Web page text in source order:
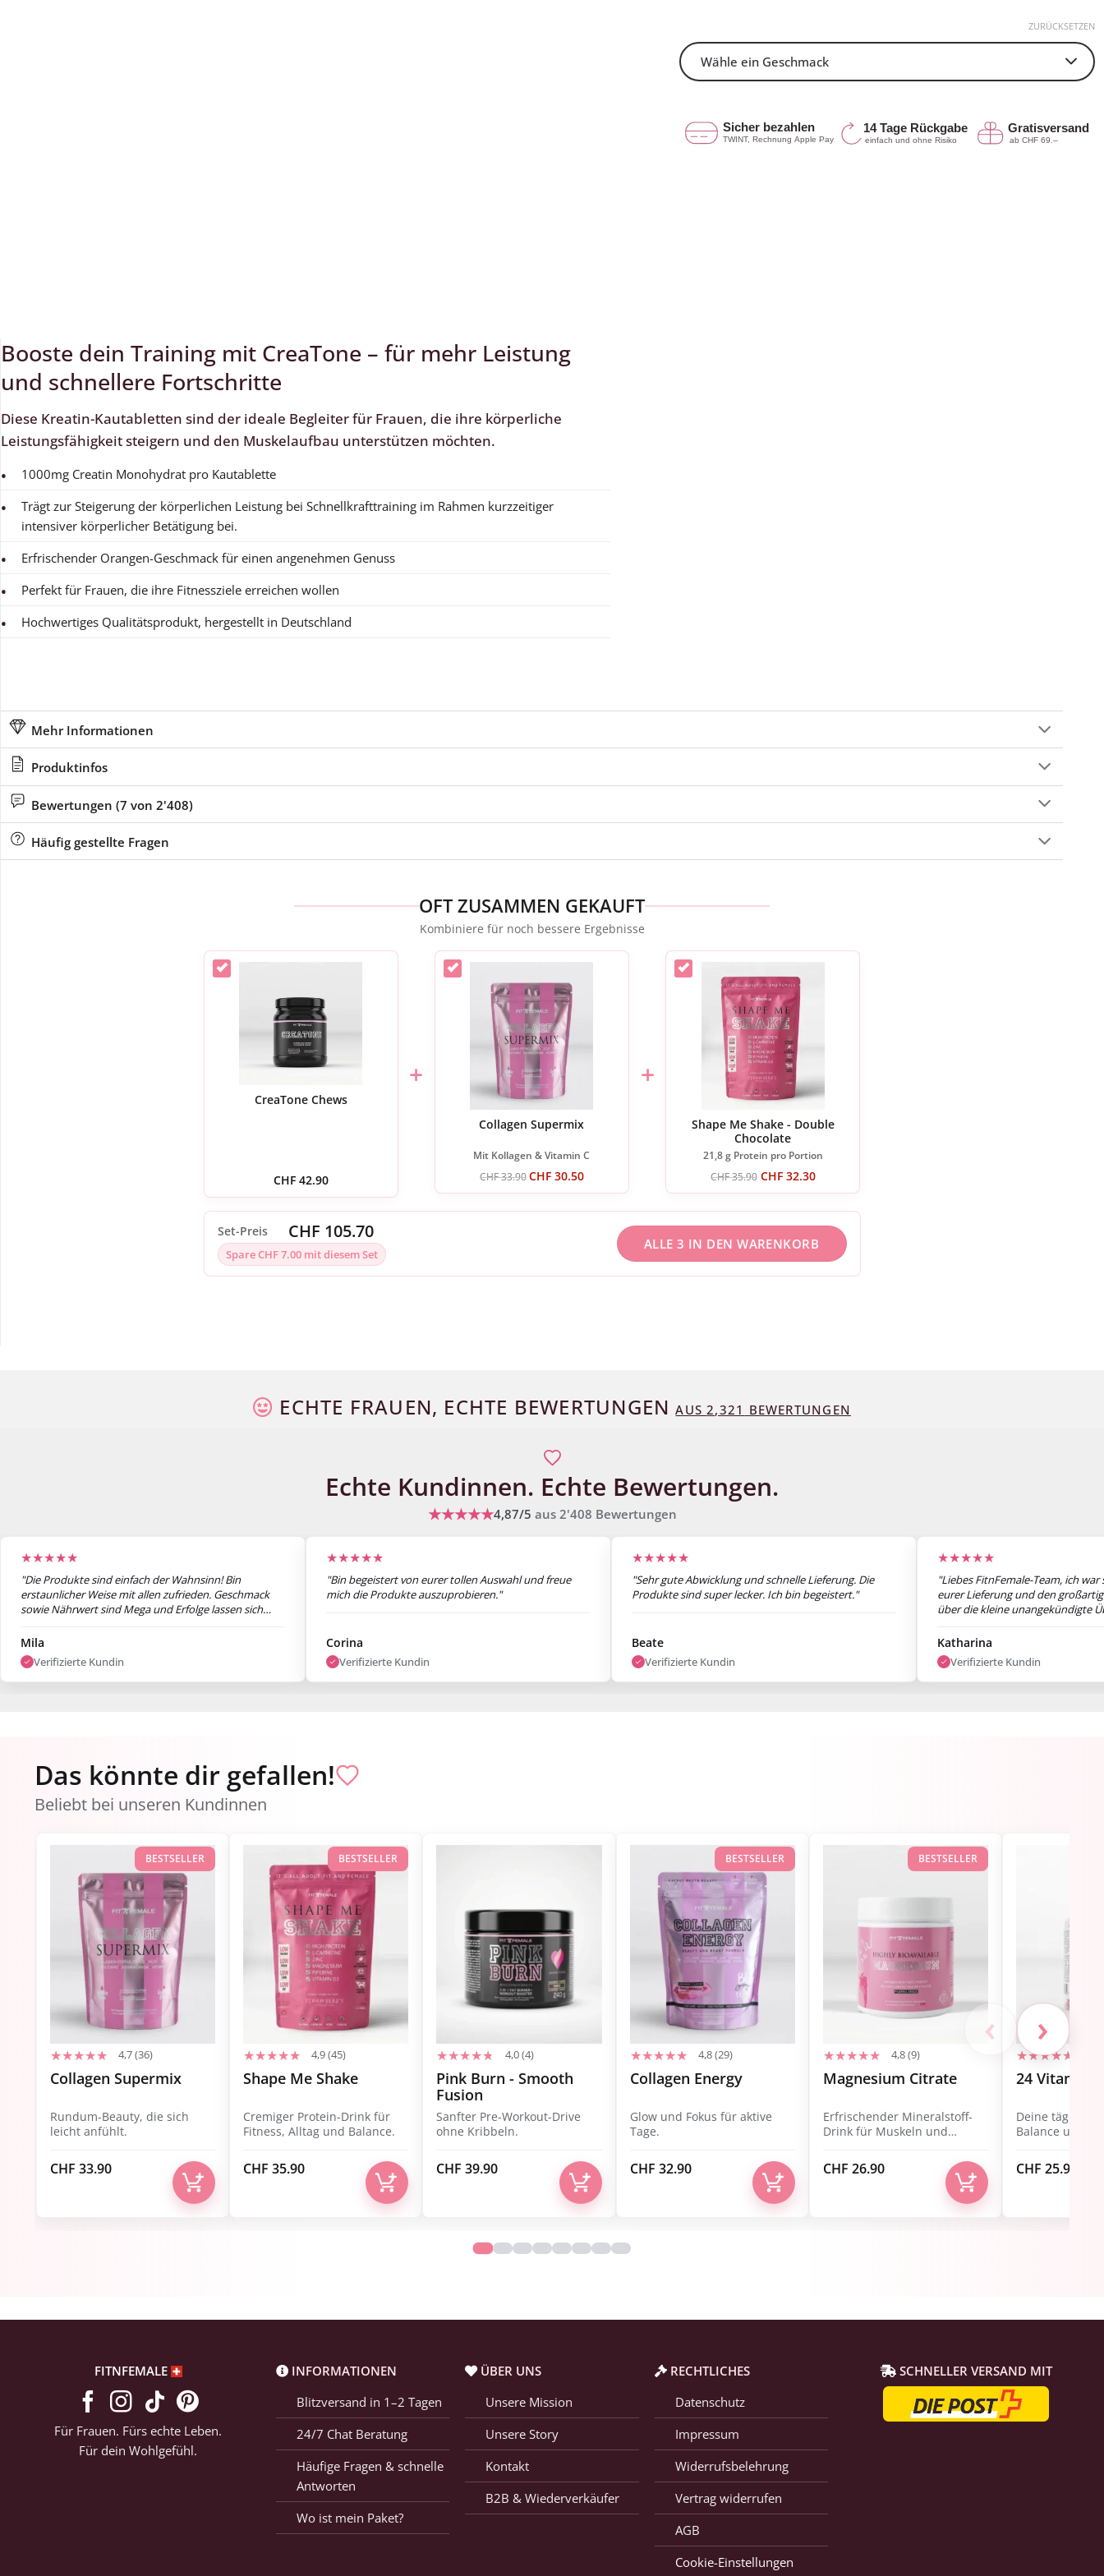
ZURÜCKSETZEN
Booste dein Training mit CreaTone – für mehr Leistung
und schnellere Fortschritte
Diese Kreatin-Kautabletten sind der ideale Begleiter für Frauen, die ihre körperliche
Leistungsfähigkeit steigern und den Muskelaufbau unterstützen möchten.
1000mg Creatin Monohydrat pro Kautablette
Trägt zur Steigerung der körperlichen Leistung bei Schnellkrafttraining im Rahmen kurzzeitiger
intensiver körperlicher Betätigung bei.
Erfrischender Orangen-Geschmack für einen angenehmen Genuss
Perfekt für Frauen, die ihre Fitnessziele erreichen wollen
Hochwertiges Qualitätsprodukt, hergestellt in Deutschland
Mehr Informationen
Produktinfos
Bewertungen (7 von 2'408)
Häufig gestellte Fragen
OFT ZUSAMMEN GEKAUFT
Kombiniere für noch bessere Ergebnisse
CreaTone Chews
CHF42.90
+
Collagen Supermix
Mit Kollagen & Vitamin C
CHF33.90 CHF 30.50
+
Shape Me Shake - Double
Chocolate
21,8 g Protein pro Portion
CHF35.90 CHF32.30
Set-Preis CHF 105.70
Spare CHF 7.00 mit diesem Set
ALLE 3 IN DEN WARENKORB
ECHTE FRAUEN, ECHTE BEWERTUNGENAUS2,371 BEWERTUNGEN
Echte Kundinnen. Echte Bewertungen.
★★★★★4,87/5 aus 2'408 Bewertungen
★★★★★
"Die Produkte sind einfach der Wahnsinn! Bin
erstaunlicher Weise mit allen zufrieden. Geschmack
sowie Nährwert sind Mega und Erfolge lassen sich
zufrieden."
Mila
Verifizierte Kundin
★★★★★
"Bin begeistert von eurer tollen Auswahl und freue
mich die Produkte auszuprobieren."
Corina
Verifizierte Kundin
★★★★★
"Sehr gute Abwicklung und schnelle Lieferung. Die
Produkte sind super lecker. Ich bin begeistert."
Beate
Verifizierte Kundin
★★★★★
"Liebes FitnFemale-Team, ich
eurer Lieferung und den
über die kleine unangekündigte
Katharina
Verifizierte Kundin
Das könnte dir gefallen!
Beliebt bei unseren Kundinnen
BESTSELLER
4,7 (36)
Collagen Supermix
Rundum-Beauty, die sich
leicht anfühlt.
CHF 33.90
BESTSELLER
4,9 (45)
Shape Me Shake
Cremiger Protein-Drink für
Fitness, Alltag und Balance.
CHF 35.90
4,0 (4)
Pink Burn - Smooth
Fusion
Sanfter Pre-Workout-Drive
ohne Kribbeln.
CHF 39.90
BESTSELLER
4,8 (29)
Collagen Energy
Glow und Fokus für aktive
Tage.
CHF 32.90
BESTSELLER
4,8 (9)
Magnesium Citrate
Erfrischender Mineralstoff-
Drink für Muskeln und
CHF 26.90
24
Deine tägliche
Balance und
CHF 25.90
‹ ›
FITNFEMALE
Für Frauen. Fürs echte Leben.
Für dein Wohlgefühl.
INFORMATIONEN
Blitzversand in 1–2 Tagen
24/7 Chat Beratung
Häufige Fragen & schnelle
Antworten
Wo ist mein Paket?
ÜBER UNS
Unsere Mission
Unsere Story
Kontakt
B2B & Wiederverkäufer
RECHTLICHES
Datenschutz
Impressum
Widerrufsbelehrung
Vertrag widerrufen
AGB
Cookie-Einstellungen
SCHNELLER VERSAND MIT